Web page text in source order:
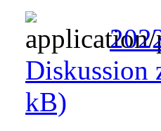
Diskussion
kB)